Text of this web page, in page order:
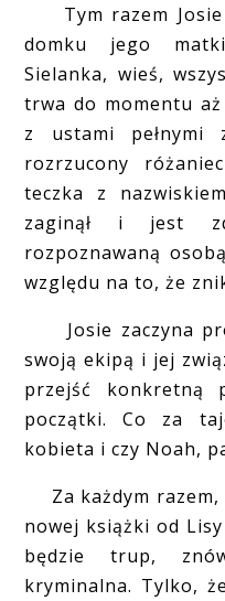
Tym razem Josie
domku jego
Sielanka, wieś,
trwa do momentu
z ustami pełnymi
rozrzucony
teczka z
zaginął i jest
rozpoznawaną
względu na to, że
Josie zaczyna
swoją ekipą i jej
przejść
początki. Co za
kobieta i czy Noah,
Za każdym razem,
nowej książki od Lisy
będzie trup,
kryminalna. Tylko,